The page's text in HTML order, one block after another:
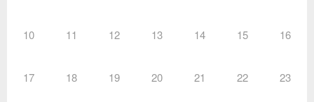
10 11 12 13 14 15 16
17 18 19 20 21 22 23